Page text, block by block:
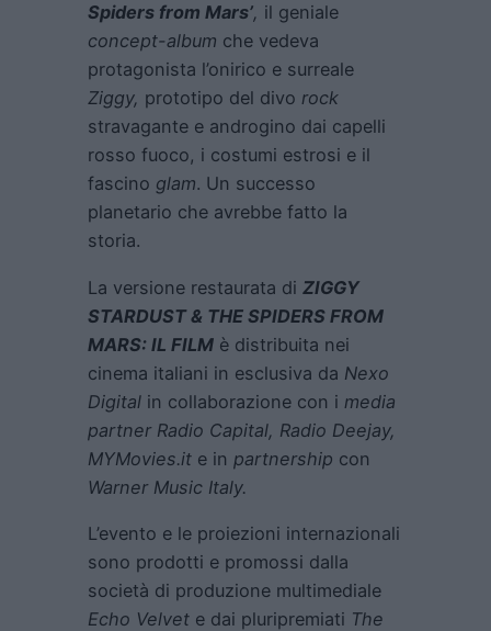
Spiders from Mars’, il geniale
concept-album che vedeva
protagonista l’onirico e surreale
Ziggy, prototipo del divo rock
stravagante e androgino dai capelli
rosso fuoco, i costumi estrosi e il
fascino glam. Un successo
planetario che avrebbe fatto la
storia.
La versione restaurata di ZIGGY
STARDUST & THE SPIDERS FROM
MARS: IL FILM è distribuita nei
cinema italiani in esclusiva da Nexo
Digital in collaborazione con i media
partner Radio Capital, Radio Deejay,
MYMovies.it e in partnership con
Warner Music Italy.
L’evento e le proiezioni internazionali
sono prodotti e promossi dalla
società di produzione multimediale
Echo Velvet e dai pluripremiati The